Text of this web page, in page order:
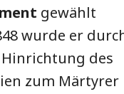
gewählt
wurde er
des
zum Märtyrer